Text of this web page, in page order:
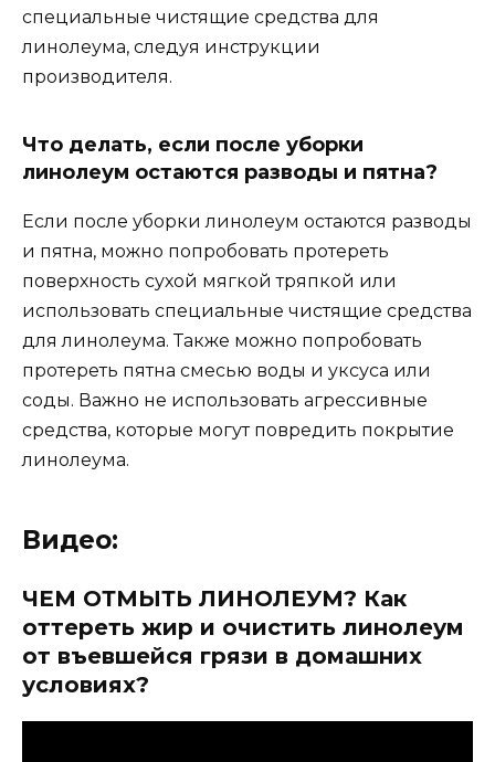
специальные чистящие средства для
линолеума, следуя инструкции
производителя.
Что делать, если после уборки
линолеум остаются разводы и пятна?
Если после уборки линолеум остаются разводы
и пятна, можно попробовать протереть
поверхность сухой мягкой тряпкой или
использовать специальные чистящие средства
для линолеума. Также можно попробовать
протереть пятна смесью воды и уксуса или
соды. Важно не использовать агрессивные
средства, которые могут повредить покрытие
линолеума.
Видео:
ЧЕМ ОТМЫТЬ ЛИНОЛЕУМ? Как
оттереть жир и очистить линолеум
от въевшейся грязи в домашних
условиях?